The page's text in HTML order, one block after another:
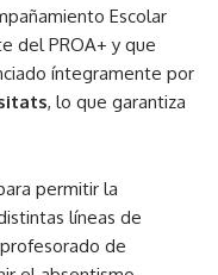
Escolar
del PROA+ y que
íntegramente por
, lo que garantiza
permitir la
líneas de
de